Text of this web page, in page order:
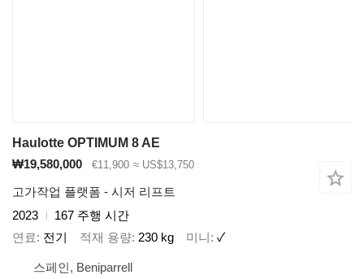
Haulotte OPTIMUM 8 AE
₩19,580,000
€11,900 ≈ US$13,750
고가작업 플랫폼 - 시저 리프트
2023
167 주행 시간
연료
전기 적재 용량 230 kg 미니 ✓
스페인, Beniparrell